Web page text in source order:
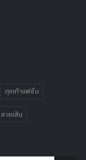
ถุงเท้าแฟชั่น
ลายเส้น